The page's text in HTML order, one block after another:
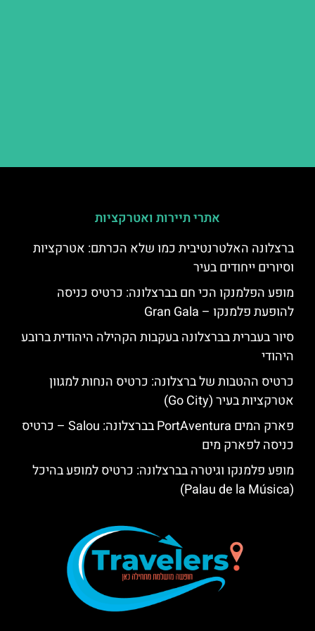
אתרי תיירות ואטרקציות
ברצלונה האלטרנטיבית כמו שלא הכרתם: אטרקציות
וסיורים ייחודים בעיר
מופע הפלמנקו הכי חם בברצלונה: כרטיס כניסה
להופעת פלמנקו – Gran Gala
סיור בעברית בברצלונה בעקבות הקהילה היהודית ברובע
היהודי
כרטיס ההטבות של ברצלונה: כרטיס הנחות למגוון
אטרקציות בעיר (Go City)
פארק המים PortAventura בברצלונה: Salou – כרטיס
כניסה לפארק מים
מופע פלמנקו וגיטרה בברצלונה: כרטיס למופע בהיכל
(Palau de la Música)